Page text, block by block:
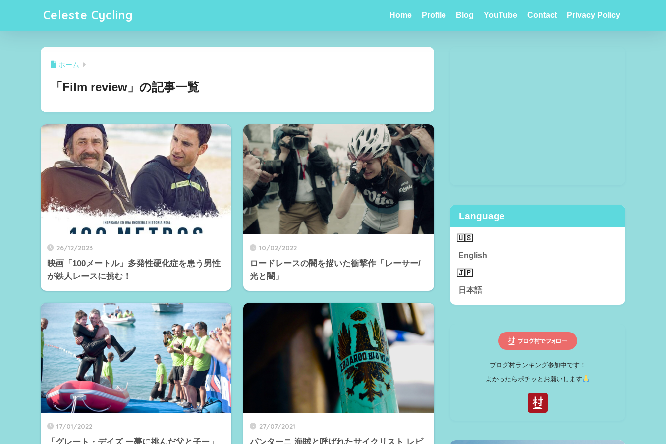
Celeste Cycling Home Profile Blog YouTube Contact Privacy Policy
ホーム
「Film review」の記事一覧
26/12/2023
映画「100メートル」多発性硬化症を患う男性
が鉄人レースに挑む！
10/02/2022
ロードレースの闇を描いた衝撃作「レーサー/
光と闇」
17/01/2022
「グレート・デイズ ー夢に挑んだ父と子ー」
27/07/2021
パンターニ 海賊と呼ばれたサイクリスト レビ
Language
English
日本語
ブログ村ランキング参加中です！
よかったらポチッとお願いします